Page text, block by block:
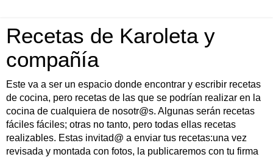
Recetas de Karoleta y
compañía
Este va a ser un espacio donde encontrar y escribir recetas
de cocina, pero recetas de las que se podrían realizar en la
cocina de cualquiera de nosotr@s. Algunas serán recetas
fáciles fáciles; otras no tanto, pero todas ellas recetas
realizables. Estas invitad@ a enviar tus recetas:una vez
revisada y montada con fotos, la publicaremos con tu firma